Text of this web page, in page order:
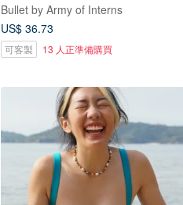
Bullet by Army of Interns
US$ 36.73
可客製 13 人正準備購買